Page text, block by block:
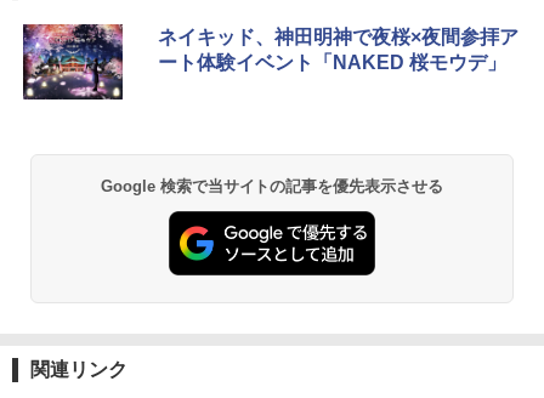
D40 地球の歩き方 チェンマイ タイ北部の魅
力的な町 2026～2027 地球の歩き方D アジア
A09 地球の歩き方 イタリア 2026～2027 地
球の歩き方A ヨーロッパ
￥2,479
[キャンパーズコレクション 山善] ポップアッ
プテント 傘みたいに広げて畳める パッとサ
ッとサンシェード キューブ フルクローズ メ
￥6,831
PYKES PEAK (パイクスピーク) 着替えテン
ト プライバシー テント 【中が透けない】 1
人用 折りたたみ 防災グッズ 災害用トイレ ビ
易 トイレテント (ブラック)
DEWEL パラソル 大型 ビーチ アウトドアパ
ラソル ガーデン サイトシート付 折りたたみ
防水 UVカット 4段階高さ調整 軽量 収納袋付
-08EX カーキ ソロキャンプ ポリエステル フ
レーム テント
ネイキッド、神田明神で夜桜×夜間参拝ア
ート体験イベント「NAKED 桜モウデ」
Google 検索で当サイトの記事を優先表示させる
関連リンク